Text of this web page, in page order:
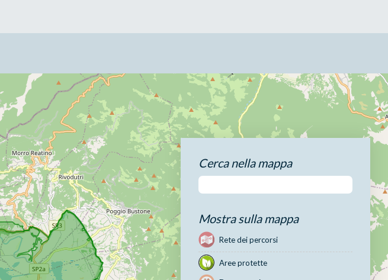
Cerca nella mappa
Mostra sulla mappa
Rete dei percorsi
Aree protette